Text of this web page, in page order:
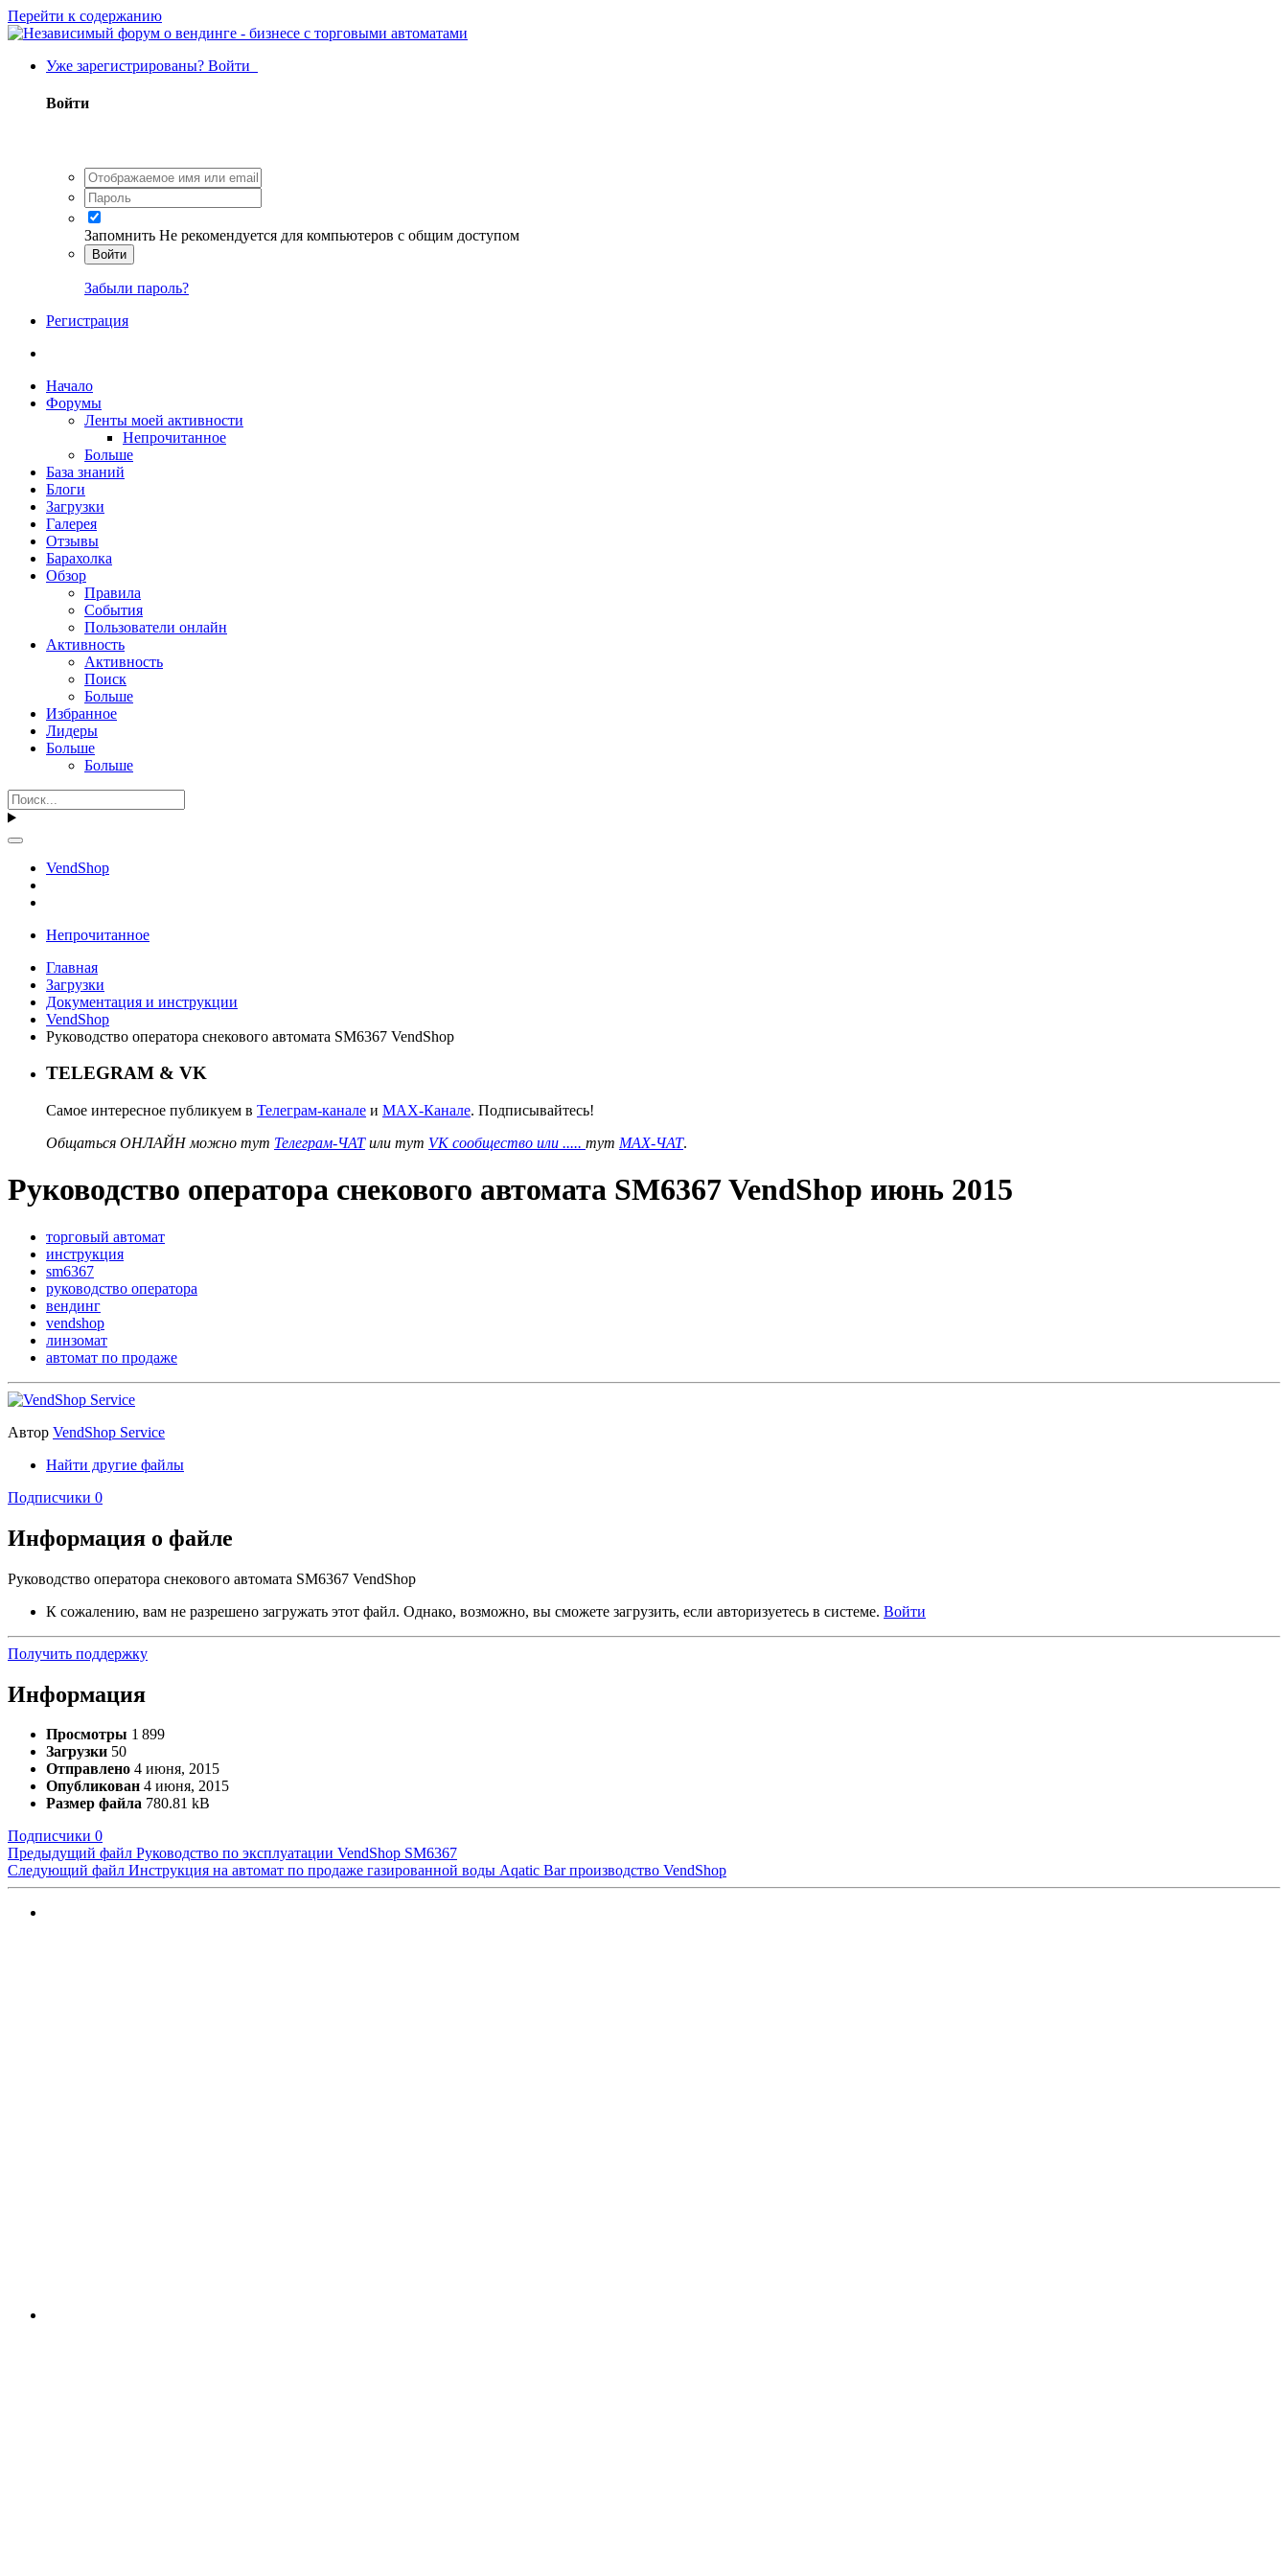
Перейти к содержанию
Уже зарегистрированы? Войти
Войти
Запомнить Не рекомендуется для компьютеров с общим доступом
Войти
Забыли пароль?
Регистрация
Начало
Форумы
Ленты моей активности
Непрочитанное
Больше
База знаний
Блоги
Загрузки
Галерея
Отзывы
Барахолка
Обзор
Правила
События
Пользователи онлайн
Активность
Активность
Поиск
Больше
Избранное
Лидеры
Больше
Больше
VendShop
Непрочитанное
Главная
Загрузки
Документация и инструкции
VendShop
Руководство оператора снекового автомата SM6367 VendShop
TELEGRAM & VK
Самое интересное публикуем в Телеграм-канале и MAX-Канале. Подписывайтесь!
Общаться ОНЛАЙН можно тут Телеграм-ЧАТили тут VK сообщество или ..... тут MAX-ЧАТ.
Руководство оператора снекового автомата SM6367 VendShop июнь 2015
торговый автомат
инструкция
sm6367
руководство оператора
вендинг
vendshop
линзомат
автомат по продаже
Автор VendShop Service
Найти другие файлы
Подписчики 0
Информация о файле
Руководство оператора снекового автомата SM6367 VendShop
К сожалению, вам не разрешено загружать этот файл. Однако, возможно, вы сможете загрузить, если авторизуетесь в системе. Войти
Получить поддержку
Информация
Просмотры 1 899
Загрузки 50
Отправлено 4 июня, 2015
Опубликован 4 июня, 2015
Размер файла 780.81 kB
Подписчики 0
Предыдущий файл Руководство по эксплуатации VendShop SM6367
Следующий файл Инструкция на автомат по продаже газированной воды Aqatic Bar производство VendShop